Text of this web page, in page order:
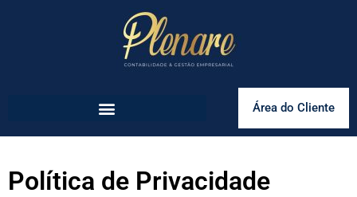
Área do Cliente
Política de Privacidade